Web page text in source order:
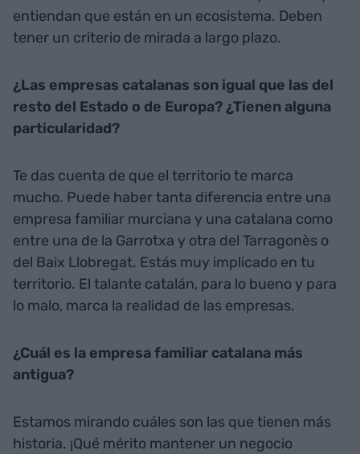
entiendan que están en un ecosistema. Deben
tener un criterio de mirada a largo plazo.
¿Las empresas catalanas son igual que las del
resto del Estado o de Europa? ¿Tienen alguna
particularidad?
Te das cuenta de que el territorio te marca
mucho. Puede haber tanta diferencia entre una
empresa familiar murciana y una catalana como
entre una de la Garrotxa y otra del Tarragonès o
del Baix Llobregat. Estás muy implicado en tu
territorio. El talante catalán, para lo bueno y para
lo malo, marca la realidad de las empresas.
¿Cuál es la empresa familiar catalana más
antigua?
Estamos mirando cuáles son las que tienen más
historia. ¡Qué mérito mantener un negocio